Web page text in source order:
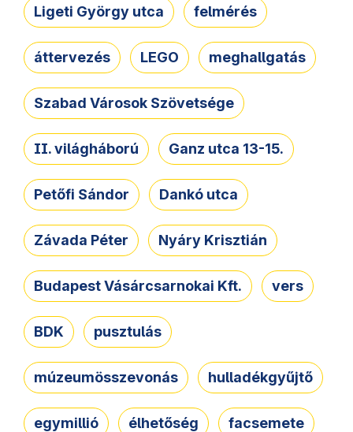
Ligeti György utca felmérés
áttervezés LEGO meghallgatás
Szabad Városok Szövetsége
II. világháború Ganz utca 13-15.
Petőfi Sándor Dankó utca
Závada Péter Nyáry Krisztián
Budapest Vásárcsarnokai Kft. vers
BDK pusztulás
múzeumösszevonás hulladékgyűjtő
egymillió élhetőség facsemete